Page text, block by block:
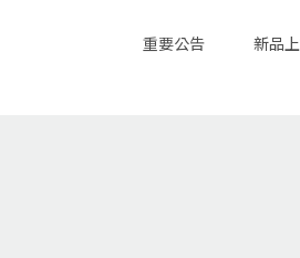
重要公告 新品